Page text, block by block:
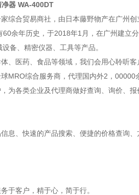
器 WA-400DT
综合贸易商社，由日本藤野物产在广州创
余年历史，于2018年1月，在广州建立分
备、精密仪器、工具等产品。
、医药、食品等领域，我们会用心聆听
MRO综合服务商，代理国内外2，00000
为各类企业及代理商做好查询、询价、报
息、快速的产品搜索、便捷的价格查询
于客户，精于心，简于行。